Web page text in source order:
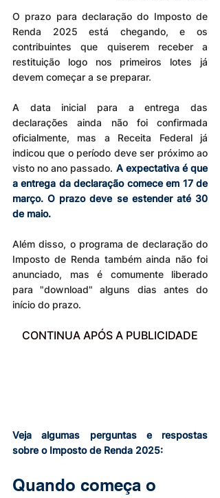
O prazo para declaração do Imposto de
Renda 2025 está chegando, e os
contribuintes que quiserem receber a
restituição logo nos primeiros lotes já
devem começar a se preparar.
A data inicial para a entrega das
declarações ainda não foi confirmada
oficialmente, mas a Receita Federal já
indicou que o período deve ser próximo ao
visto no ano passado. A expectativa é que
a entrega da declaração comece em 17 de
março. O prazo deve se estender até 30
de maio.
Além disso, o programa de declaração do
Imposto de Renda também ainda não foi
anunciado, mas é comumente liberado
para "download" alguns dias antes do
início do prazo.
CONTINUA APÓS A PUBLICIDADE
Veja algumas perguntas e respostas
sobre o Imposto de Renda 2025:
Quando começa o